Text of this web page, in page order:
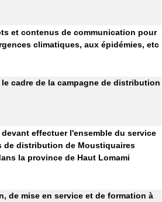
et contenus de communication pour
climatiques, aux épidémies, etc
cadre de la campagne de distribution
effectuer l'ensemble du service
de distribution de Moustiquaires
la province de Haut Lomami
de mise en service et de formation à